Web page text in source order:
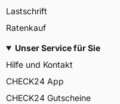
Lastschrift
Ratenkauf
Unser Service für Sie
Hilfe und Kontakt
CHECK24 App
CHECK24 Gutscheine